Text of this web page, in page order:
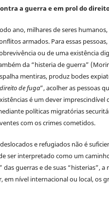
a guerra e em prol do
ano, milhares de seres
armados. Para essas
ou de uma existência
da “histeria de guerra”
mentiras, produz bodes
direito de fuga”, acolher as pessoas
é um dever imprescindível
políticas migratórias
com os crimes cometidos.
e refugiados não é
ser interpretado como um
guerras e de suas “histerias”,
em nível internacional ou local, os